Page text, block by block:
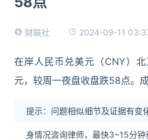
财联社 2024-09-11
在岸人民币兑美元（CNY）
元，较周一夜盘收盘跌58点。
提示：问题相似细节及证据有变
身情况咨询律师，最快3~15分钟